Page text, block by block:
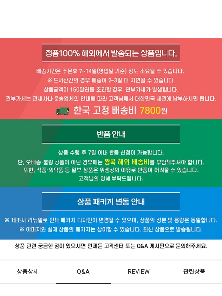
상품상세 Q&A REVIEW 관련상품